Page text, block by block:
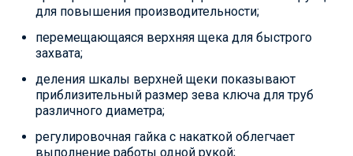
для повышения производительности;
перемещающаяся верхняя щека для быстрого
захвата;
деления шкалы верхней щеки показывают
приблизительный размер зева ключа для труб
различного диаметра;
регулировочная гайка с накаткой облегчает
выполнение работы одной рукой;